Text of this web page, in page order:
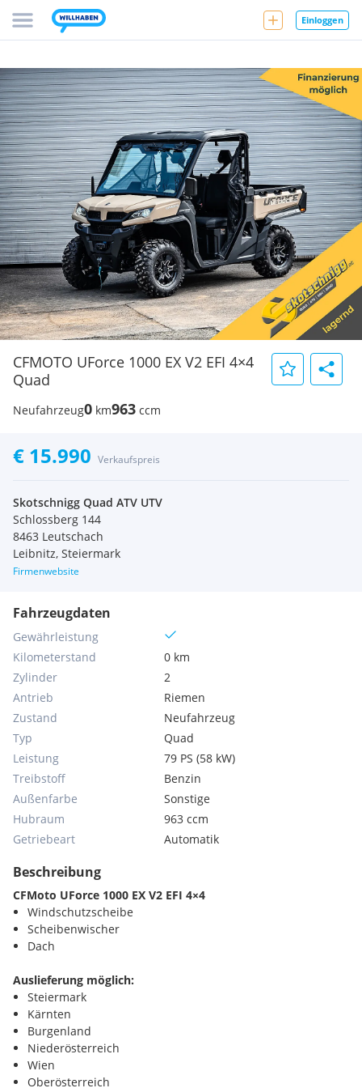
Einloggen
CFMOTO UForce 1000 EX V2 EFI 4×4
Quad
Neufahrzeug0 km963 ccm
€ 15.990 Verkaufspreis
Skotschnigg Quad ATV UTV
Schlossberg 144
8463 Leutschach
Leibnitz, Steiermark
Firmenwebsite
Fahrzeugdaten
Gewährleistung
Kilometerstand
0 km
Zylinder
2
Antrieb
Riemen
Zustand
Neufahrzeug
Typ
Quad
Leistung
79 PS (58 kW)
Treibstoff
Benzin
Außenfarbe
Sonstige
Hubraum
963 ccm
Getriebeart
Automatik
Beschreibung
CFMoto UForce 1000 EX V2 EFI 4×4
Windschutzscheibe
Scheibenwischer
Dach
Auslieferung möglich:
Steiermark
Kärnten
Burgenland
Niederösterreich
Wien
Oberösterreich